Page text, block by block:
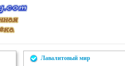
Лавалитовый мир